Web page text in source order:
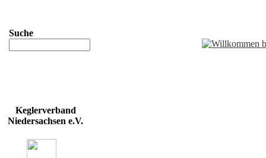
Suche
Keglerverband
Niedersachsen e.V.